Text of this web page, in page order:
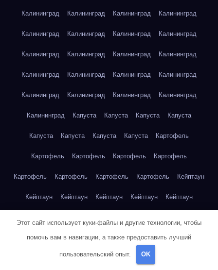
Калининград Калининград Калининград Калининград
Калининград Калининград Калининград Калининград
Калининград Калининград Калининград Калининград
Калининград Калининград Калининград Калининград
Калининград Калининград Калининград Калининград
Калининград Капуста Капуста Капуста Капуста
Капуста Капуста Капуста Капуста Картофель
Картофель Картофель Картофель Картофель
Картофель Картофель Картофель Картофель Кейптаун
Кейптаун Кейптаун Кейптаун Кейптаун Кейптаун
Кейптаун Кейптаун Кейптаун Кейптаун Кейптаун
Кейптаун Кейптаун Кейптаун
Этот сайт использует куки-файлы и другие технологии, чтобы
помочь вам в навигации, а также предоставить лучший
пользовательский опыт. OK